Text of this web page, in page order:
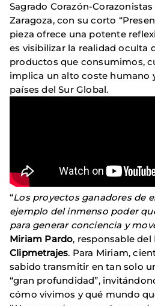
Sagrado Corazón-
Zaragoza, con su corto
pieza ofrece una potente
es visibilizar la realidad oculta
productos que consumimos,
implica un alto coste humano
países del Sur Global.
“Los proyectos ganadores de
ejemplo del inmenso poder
para generar conciencia y
Miriam Pardo, responsable del
Clipmetrajes. Para Miriam,
sabido transmitir en tan solo
“gran profundidad”,
cómo vivimos y qué mundo